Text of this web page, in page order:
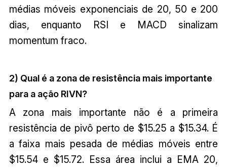
médias móveis exponenciais de 20, 50 e 200
dias, enquanto RSI e MACD sinalizam
momentum fraco.
2) Qual é a zona de resistência mais importante
para a ação RIVN?
A zona mais importante não é a primeira
resistência de pivô perto de $15.25 a $15.34. É
a faixa mais pesada de médias móveis entre
$15.54 e $15.72. Essa área inclui a EMA 20,